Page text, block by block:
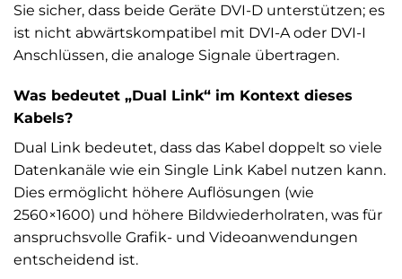
Sie sicher, dass beide Geräte DVI-D unterstützen; es
ist nicht abwärtskompatibel mit DVI-A oder DVI-I
Anschlüssen, die analoge Signale übertragen.
Was bedeutet „Dual Link“ im Kontext dieses
Kabels?
Dual Link bedeutet, dass das Kabel doppelt so viele
Datenkanäle wie ein Single Link Kabel nutzen kann.
Dies ermöglicht höhere Auflösungen (wie
2560×1600) und höhere Bildwiederholraten, was für
anspruchsvolle Grafik- und Videoanwendungen
entscheidend ist.